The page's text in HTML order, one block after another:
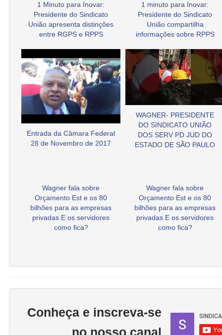
1 Minuto para Inovar:
Presidente do Sindicato
União apresenta distinções
entre RGPS e RPPS
1 minuto para Inovar:
Presidente do Sindicato
União compartilha
informações sobre RPPS
Entrada da Câmara Federal
28 de Novembro de 2017
WAGNER- PRESIDENTE
DO SINDICATO UNIÃO
DOS SERV PD JUD DO
ESTADO DE SÃO PAULO
Wagner fala sobre
Orçamento Est e os 80
bilhões para as empresas
privadas.E os servidores
como fica?
Wagner fala sobre
Orçamento Est e os 80
bilhões para as empresas
privadas.E os servidores
como fica?
Conheça e inscreva-se